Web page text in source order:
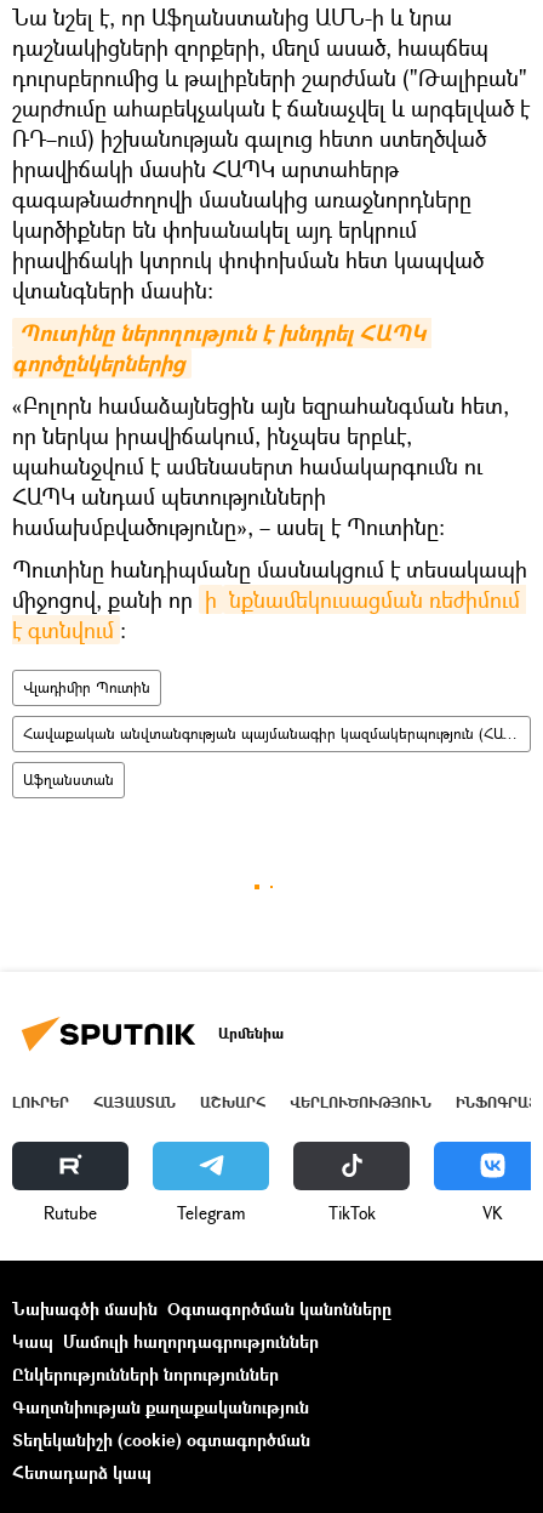
Նա նշել է, որ Աֆղանստանից ԱՄՆ-ի և նրա
դաշնակիցների զորքերի, մեղմ ասած, հապճեպ
դուրսբերումից և թալիբների շարժման ("Թալիբան"
շարժումը ահաբեկչական է ճանաչվել և արգելված է
ՌԴ–ում) իշխանության գալուց հետո ստեղծված
իրավիճակի մասին ՀԱՊԿ արտահերթ
գագաթնաժողովի մասնակից առաջնորդները
կարծիքներ են փոխանակել այդ երկրում
իրավիճակի կտրուկ փոփոխման հետ կապված
վտանգների մասին։
Պուտինը ներողություն է խնդրել ՀԱՊԿ
գործընկերներից
«Բոլորն համաձայնեցին այն եզրահանգման հետ,
որ ներկա իրավիճակում, ինչպես երբևէ,
պահանջվում է ամենասերտ համակարգումն ու
ՀԱՊԿ անդամ պետությունների
համախմբվածությունը», – ասել է Պուտինը։
Պուտինը հանդիպմանը մասնակցում է տեսակապի
միջոցով, քանի որ ի նքնամեկուսացման ռեժիմում
է գտնվում ։
Վլադիմիր Պուտին
Հավաքական անվտանգության պայմանագիր կազմակերպություն (ՀԱՊԿ)
Աֆղանստան
Արմենիա
ԼՈՒՐԵՐ ՀԱՅԱՍՏԱՆ ԱՇԽԱՐՀ ՎԵՐԼՈՒԾՈՒԹՅՈՒՆ
Rutube Telegram ТikТоk VK
Նախագծի մասին Օգտագործման կանոնները
Կապ Մամուլի հաղորդագրություններ
Ընկերությունների նորություններ
Գաղտնիության քաղաքականություն
Տեղեկանիշի (cookie) օգտագործման
Հետադարձ կապ